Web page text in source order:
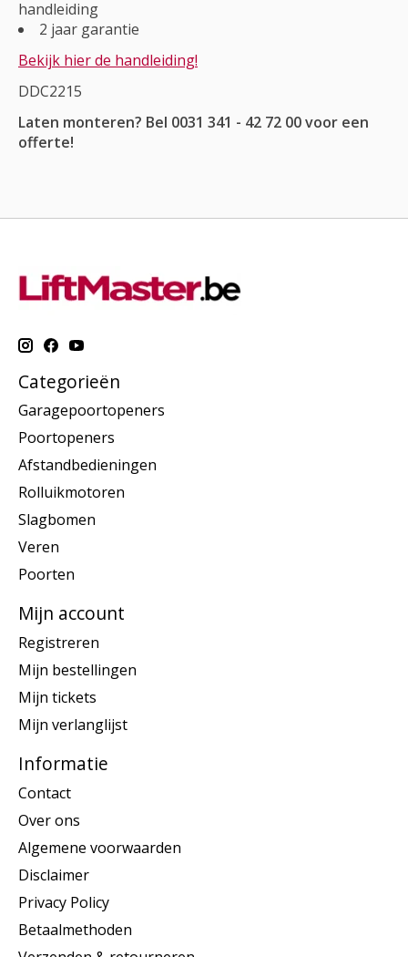
handleiding
2 jaar garantie
Bekijk hier de handleiding!
DDC2215
Laten monteren? Bel 0031 341 - 42 72 00 voor een
offerte!
Categorieën
Garagepoortopeners
Poortopeners
Afstandbedieningen
Rolluikmotoren
Slagbomen
Veren
Poorten
Mijn account
Registreren
Mijn bestellingen
Mijn tickets
Mijn verlanglijst
Informatie
Contact
Over ons
Algemene voorwaarden
Disclaimer
Privacy Policy
Betaalmethoden